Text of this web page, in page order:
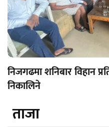
निजगढमा शनिबार विहान
निकालिने
ताजा